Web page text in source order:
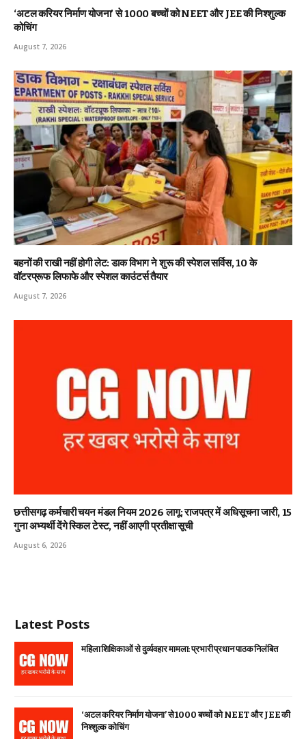
‘अटल करियर निर्माण योजना’ से 1000 बच्चों को NEET और JEE की निश्शुल्क
कोचिंग
August 7, 2026
बहनों की राखी नहीं होगी लेट: डाक विभाग ने शुरू की स्पेशल सर्विस, ₹10 के
वॉटरप्रूफ लिफाफे और स्पेशल काउंटर्स तैयार
August 7, 2026
छत्तीसगढ़ कर्मचारी चयन मंडल नियम 2026 लागू: राजपत्र में अधिसूचना जारी, 15
गुना अभ्यर्थी देंगे स्किल टेस्ट, नहीं आएगी प्रतीक्षा सूची
August 6, 2026
Latest Posts
महिला शिक्षिकाओं से दुर्व्यवहार मामला: प्रभारी प्रधान पाठक निलंबित
‘अटल करियर निर्माण योजना’ से 1000 बच्चों को NEET और JEE की
निश्शुल्क कोचिंग